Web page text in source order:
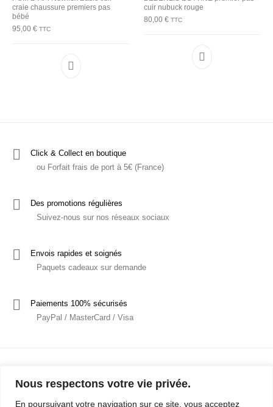
Nous respectons votre vie privée.
En poursuivant votre navigation sur ce site, vous acceptez
craie chaussure premiers pas
bébé
95,00€ TTC
Ce produit a plusieurs variations. Les options
cuir nubuck rouge
80,00 € TTC
Ce produit a
Click & Collect en boutique
ou Forfait frais de port à 5€ (France)
Des promotions régulières
Suivez-nous sur nos réseaux sociaux
Envois rapides et soignés
Paquets cadeaux sur demande
Paiements 100% sécurisés
PayPal / MasterCard / Visa